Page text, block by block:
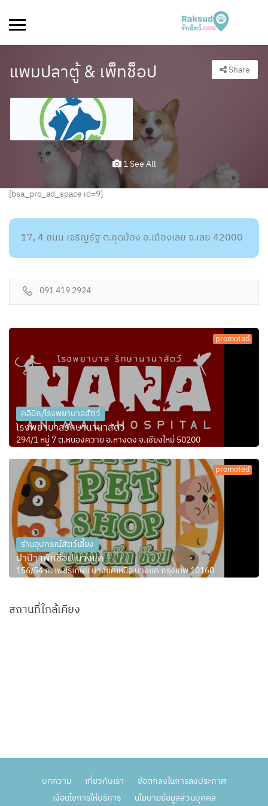
แพมปลาตู้ & เพ็ทช็อป Share
1 See All
[bsa_pro_ad_space id=9]
17, 4 ถนน เจริญรัฐ ต.กุดป่อง อ.เมืองเลย จ.เลย 42000
091 419 2924
promoted
คลินิก/โรงพยาบาลสัตว์
โรงพยาบาลรักษานานาสัตว์
294/1 หมู่ 7 ต.หนองควาย อ.หางดง จ.เชียงใหม่ 50200
promoted
ร้านอุปกรณ์สัตว์เลี้ยง
ปาป๊า เพ็ทช็อป บางแค
156/54 ถ. เพชรเกษม บางแคเหนือ บางแค กรุงเทพ 10160
สถานที่ใกล้เคียง
บทความ เกี่ยวกับเรา
ข้อตกลงในการลงประกาศ
เงื่อนไขการให้บริการ
นโยบายข้อมูลส่วนบุคคล